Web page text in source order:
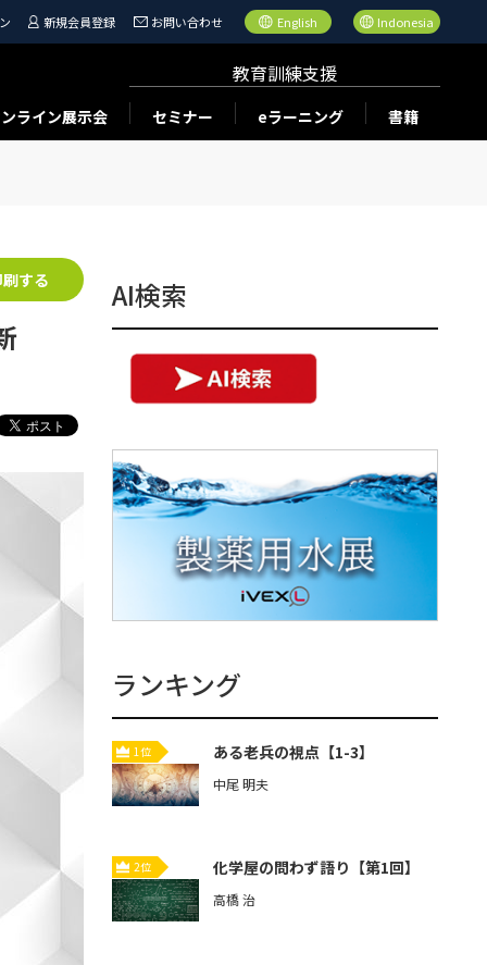
新規会員登録 お問い合わせ English Indonesia
ライン展示会
教育訓練支援
セミナー eラーニング 書籍
する AI検索
ランキング
1位 ある老兵の視点【1-3】
中尾 明夫
2位 化学屋の問わず語り【第1回】
高橋 治